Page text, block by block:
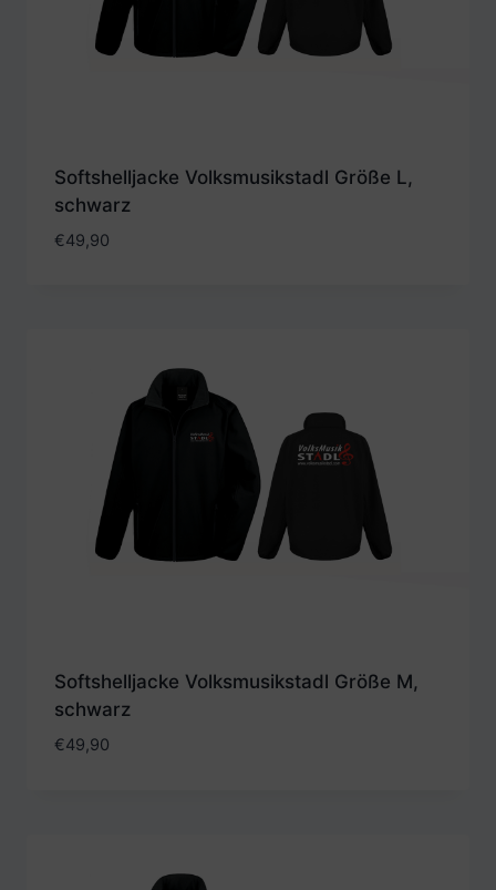
Softshelljacke Volksmusikstadl Größe L,
schwarz
€49,90
Softshelljacke Volksmusikstadl Größe M,
schwarz
€49,90